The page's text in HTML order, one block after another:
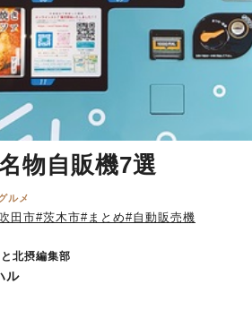
物自販機7選
ルメ
田市#茨木市#まとめ#自動販売機
北摂編集部
ル